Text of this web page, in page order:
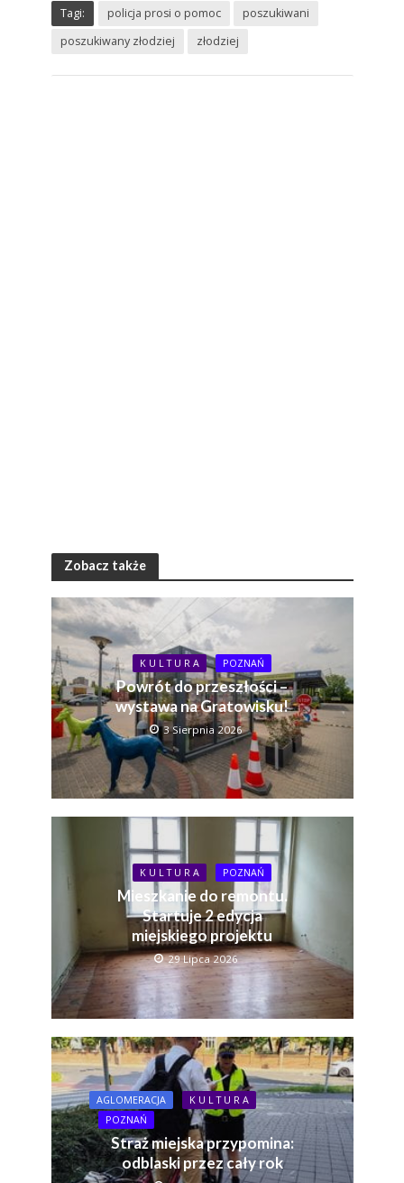
Tagi: policja prosi o pomoc
poszukiwani
poszukiwany złodziej
złodziej
Zobacz także
K U L T U R A POZNAŃ
Powrót do przeszłości –
wystawa na Gratowisku!
3 Sierpnia 2026
K U L T U R A POZNAŃ
Mieszkanie do remontu.
Startuje 2 edycja
miejskiego projektu
29 Lipca 2026
AGLOMERACJA
K U L T U R A
POZNAŃ
Straż miejska przypomina:
odblaski przez cały rok